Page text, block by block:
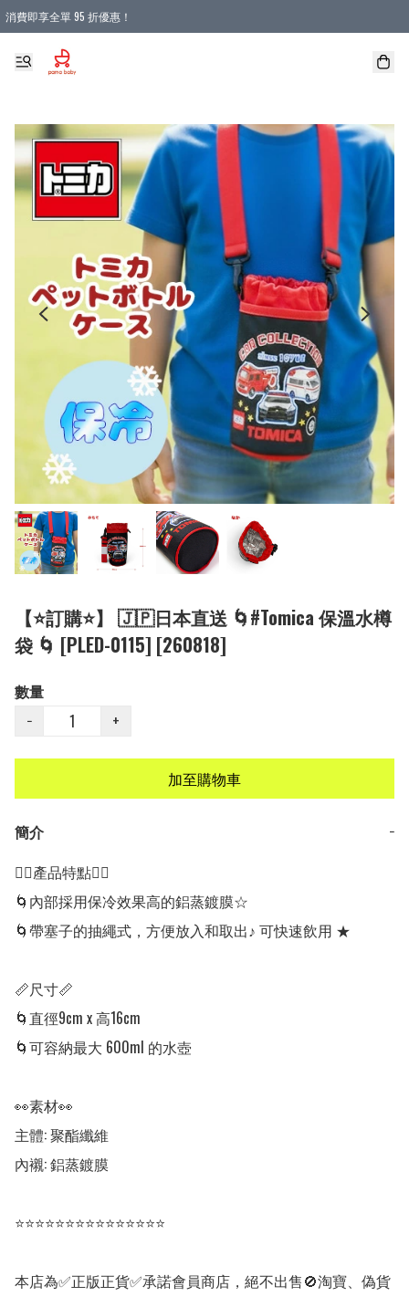
消費即享全單 95 折優惠！
購物滿 HKD 900.00即享免運費優惠！（適用於 本地送貨、本地取貨 )
【⭐訂購⭐】 🇯🇵日本直送 🌀#Tomica 保溫水樽
袋 🌀 [PLED-0115] [260818]
數量
−
+
加至購物車
簡介
−
👍🏻產品特點👍🏻
🌀內部採用保冷效果高的鋁蒸鍍膜☆
🌀帶塞子的抽繩式，方便放入和取出♪ 可快速飲用 ★
📏尺寸📏
🌀直徑9cm x 高16cm
🌀可容納最大 600ml 的水壺
👀素材👀
主體: 聚酯纖維
內襯: 鋁蒸鍍膜
⭐⭐⭐⭐⭐⭐⭐⭐⭐⭐⭐⭐⭐⭐⭐
本店為✅正版正貨✅承諾會員商店，絕不出售🚫淘寶、偽貨